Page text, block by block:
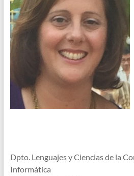
Dpto. Lenguajes y Ciencias de la
Informática